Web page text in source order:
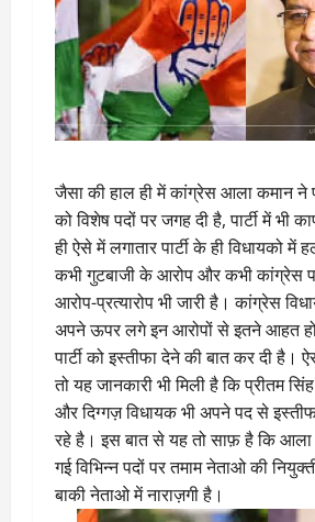
जैसा की हाल ही में कांग्रेस आला कमान ने
को विशेष पदों पर जगह दी है, पार्टी में भी
ही ऐसे में लगातार पार्टी के ही विधायको में
कभी गुटबाजी के आरोप और कभी कांग्रेस
आरोप-प्रत्यारोप भी जारी है। कांग्रेस
अपने ऊपर लगे इन आरोपों से इतने आहत हो
पार्टी को इस्तीफा देने की बात कर दी है।
तो यह जानकारी भी मिली है कि प्रीतम
और दिग्गज़ विधायक भी अपने पद से
रहे है। इस बात से यह तो साफ़ है कि आला
गई विभिन्न पदों पर तमाम नेताओ की
बाकी नेताओ में नाराज़गी है।